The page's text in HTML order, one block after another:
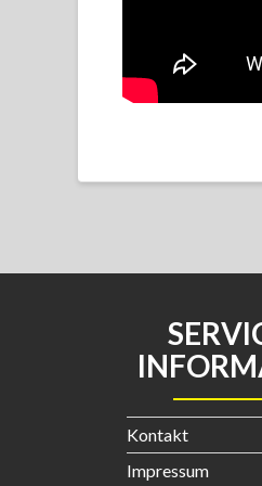
Kontakt
Impressum